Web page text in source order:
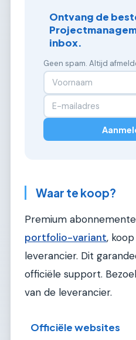
Ontvang de
inbox.
Geen spam. Altijd
Waar te koop?
Premium
portfolio-variant,
leverancier. Dit
officiële support.
van de leverancier.
Officiële websites